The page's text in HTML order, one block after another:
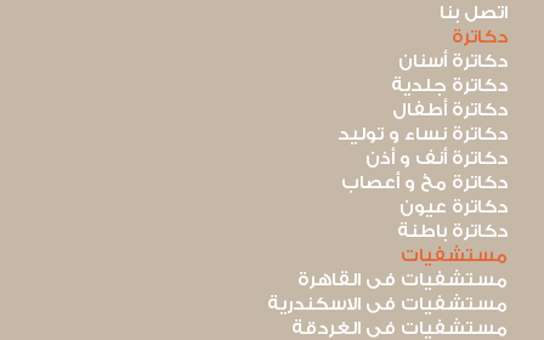
اتصل بنا
دكاترة
دكاترة أسنان
دكاترة جلدية
دكاترة أطفال
دكاترة نساء و توليد
دكاترة أنف و أذن
دكاترة مخ و أعصاب
دكاترة عيون
دكاترة باطنة
مستشفيات
مستشفيات فى القاهرة
مستشفيات فى الاسكندرية
مستشفيات فى الغردقة